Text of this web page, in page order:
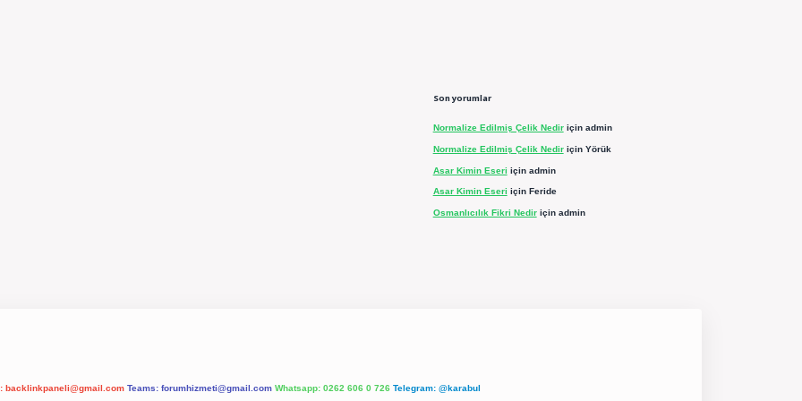
Son yorumlar
Normalize Edilmiş Çelik Nediriçin admin
Normalize Edilmiş Çelik Nediriçin Yörük
Asar Kimin Eseri için admin
Asar Kimin Eseri için Feride
Osmanlıcılık Fikri Nediriçin admin
backlinkpaneli@gmail.com Teams: forumhizmeti@gmail.com Whatsapp: 0262 606 0 726 Telegram: @karabul